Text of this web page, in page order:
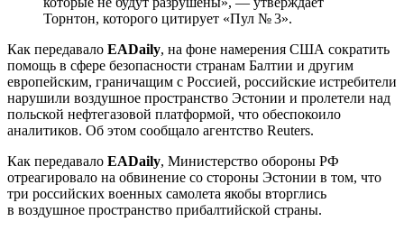
Торнтон, которого цитирует «Пул № 3».
Как передавало EADaily, на фоне намерения США сократить
помощь в сфере безопасности странам Балтии и другим
европейским, граничащим с Россией, российские истребители
нарушили воздушное пространство Эстонии и пролетели над
польской нефтегазовой платформой, что обеспокоило
аналитиков. Об этом сообщало агентство Reuters.
Как передавало EADaily, Министерство обороны РФ
отреагировало на обвинение со стороны Эстонии в том, что
три российских военных самолета якобы вторглись
в воздушное пространство прибалтийской страны.